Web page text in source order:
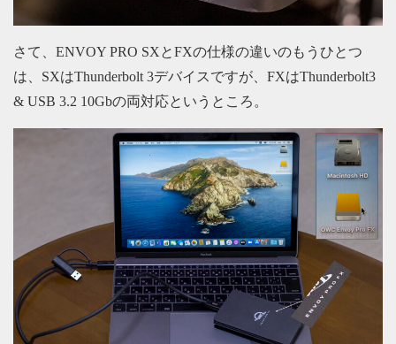
さて、ENVOY PRO SXとFXの仕様の違いのもうひとつ
は、SXはThunderbolt 3デバイスですが、FXはThunderbolt3
& USB 3.2 10Gbの両対応というところ。